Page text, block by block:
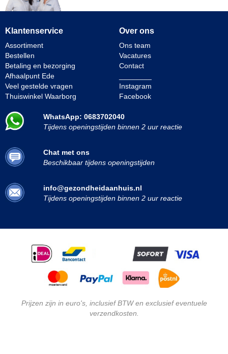
Klantenservice
Assortiment
Bestellen
Betaling en bezorging
Afhaalpunt Ede
Veel gestelde vragen
Thuiswinkel Waarborg
Over ons
Ons team
Vacatures
Contact
Instagram
Facebook
WhatsApp: 0683702040
Tijdens openingstijden binnen 2 uur reactie
Chat met ons
Beschikbaar tijdens openingstijden
info@gezondheidaanhuis.nl
Tijdens openingstijden binnen 2 uur reactie
Prijzen zijn in euro's, inclusief BTW en exclusief eventuele
verzendkosten.